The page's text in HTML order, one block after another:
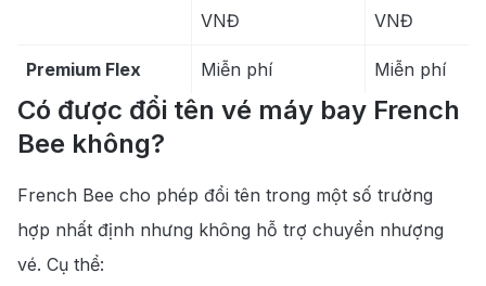
VNĐ
VNĐ
Premium Flex Miễn phí Miễn phí
Có được đổi tên vé máy bay French
Bee không?
French Bee cho phép đổi tên trong một số trường
hợp nhất định nhưng không hỗ trợ chuyển nhượng
vé. Cụ thể: